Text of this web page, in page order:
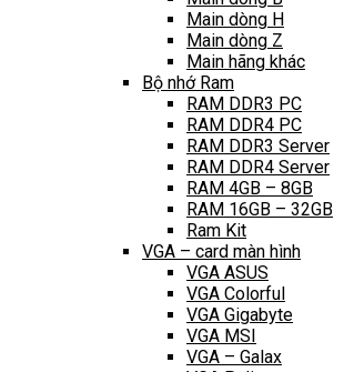
Main dòng H
Main dòng Z
Main hãng khác
Bộ nhớ Ram
RAM DDR3 PC
RAM DDR4 PC
RAM DDR3 Server
RAM DDR4 Server
RAM 4GB – 8GB
RAM 16GB – 32GB
Ram Kit
VGA – card màn hình
VGA ASUS
VGA Colorful
VGA Gigabyte
VGA MSI
VGA – Galax